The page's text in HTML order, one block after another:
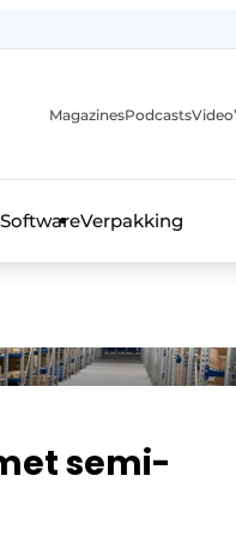
MagazinesPodcasts
SoftwareVerpakking
semi-